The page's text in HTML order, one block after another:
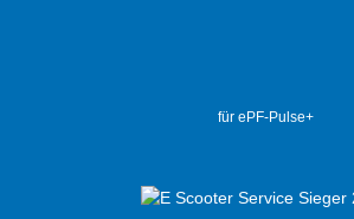
für ePF-Pulse+